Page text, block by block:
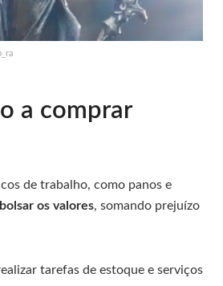
a comprar
de trabalho, como panos e
os valores, somando prejuízo
tarefas de estoque e serviços